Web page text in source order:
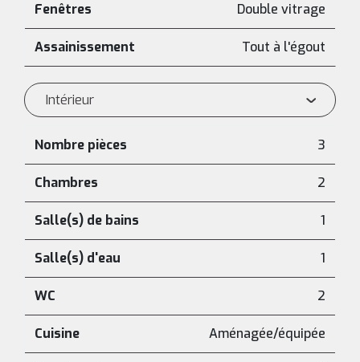
Fenêtres Double vitrage
Assainissement Tout à l'égout
Intérieur
Nombre pièces 3
Chambres 2
Salle(s) de bains 1
Salle(s) d'eau 1
WC 2
Cuisine Aménagée/équipée